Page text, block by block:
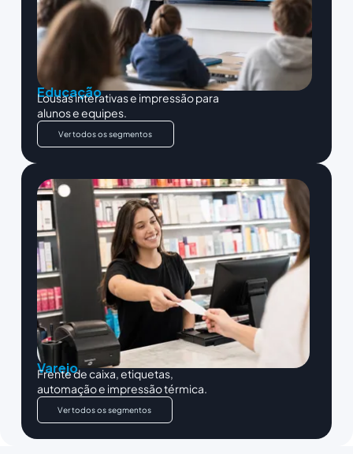
Educação
Lousas interativas e impressão para
alunos e equipes.
Ver todos os segmentos
Varejo
Frente de caixa, etiquetas,
automação e impressão térmica.
Ver todos os segmentos